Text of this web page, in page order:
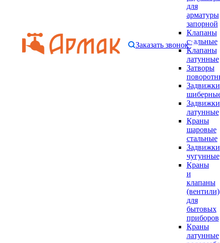
для
арматуры
запорной
Клапаны
стальные
Клапаны
латунные
Затворы
Задвижки
Задвижки
латунные
Краны
шаровые
стальные
Задвижки
чугунные
Краны
и
клапаны
(вентили)
для
бытовых
приборов
Краны
латунные
Заказать звонок